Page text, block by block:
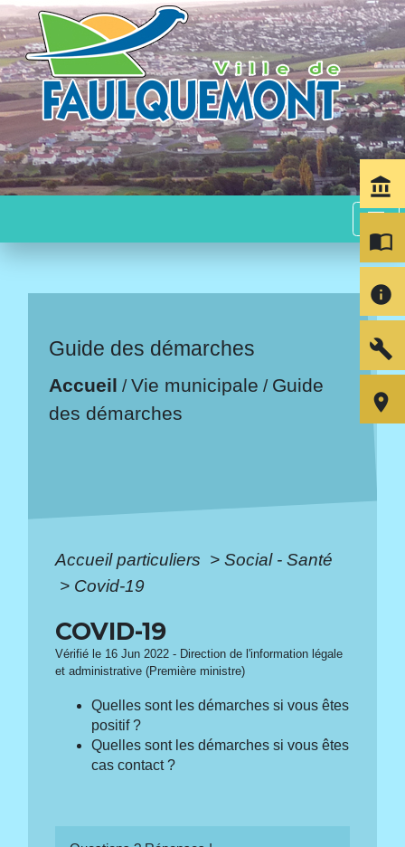
menu
Guide des démarches
Accueil /Vie municipale / Guide
des démarches
Accueil particuliers > Social - Santé
> Covid-19
COVID-19
Vérifié le 16 Jun 2022 - Direction de l'information légale
et administrative (Première ministre)
Quelles sont les démarches si vous êtes
positif ?
Quelles sont les démarches si vous êtes
cas contact ?
account_balance
import_contacts
info
build
room